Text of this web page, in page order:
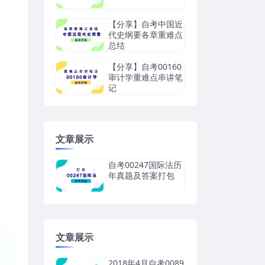
【分享】自考中国近
代史纲要各章重难点
总结
【分享】自考00160
审计学重难点串讲笔
记
文章展示
自考00247国际法历
年真题及答案打包
文章展示
2018年4月自考0089